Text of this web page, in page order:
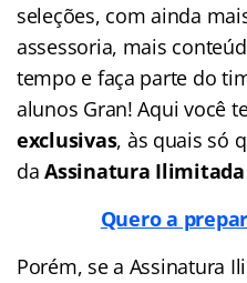
seleções, com ainda
assessoria, mais
tempo e faça parte do
alunos Gran! Aqui você
exclusivas, às quais só
daAssinatura Ilimitada
Quero a
Porém, se a Assinatura